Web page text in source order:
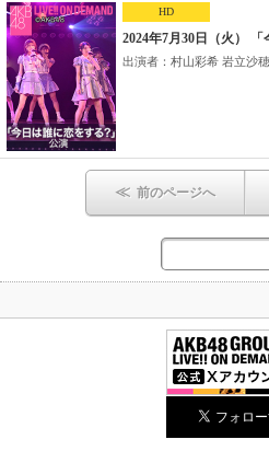
HD
2024年7月30日（火）
出演者：村山彩希 岩立沙穂
≪ 前のページへ